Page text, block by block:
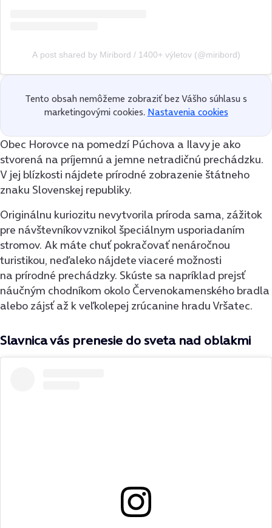
A post shared by Miribord / 1400+ výletov (@miribord)
Tento obsah nemôžeme zobraziť bez Vášho súhlasu s
marketingovými cookies. Nastavenia cookies
Obec Horovce na pomedzí Púchova a Ilavy je ako
stvorená na príjemnú a jemne netradičnú prechádzku.
V jej blízkosti nájdete prírodné zobrazenie štátneho
znaku Slovenskej republiky.
Originálnu kuriozitu nevytvorila príroda sama, zážitok
pre návštevníkov vznikol špeciálnym usporiadaním
stromov. Ak máte chuť pokračovať nenáročnou
turistikou, neďaleko nájdete viaceré možnosti
na prírodné prechádzky. Skúste sa napríklad prejsť
náučným chodníkom okolo Červenokamenského bradla
alebo zájsť až k veľkolepej zrúcanine hradu Vršatec.
Slavnica vás prenesie do sveta nad oblakmi